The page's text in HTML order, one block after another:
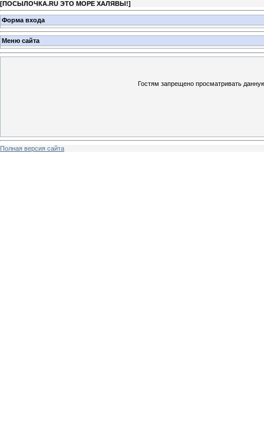
[ПОСЫЛОЧКА.RU ЭТО МОРЕ ХАЛЯВЫ!]
Форма входа
Меню сайта
Гостям запрещено просматривать
Полная версия сайта